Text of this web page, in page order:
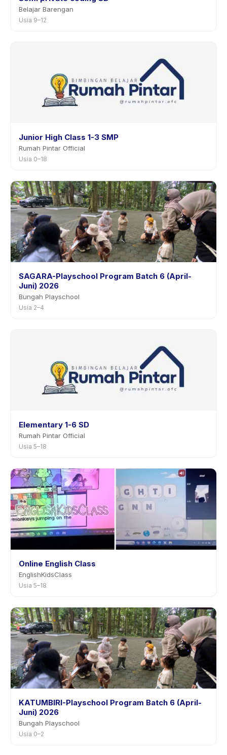
Belajar Barengan
Usia 9–12
Junior High Class 1-3 SMP
Rumah Pintar Official
Usia 0–18
SAGARA-Playschool Program Batch 6 (April-
Juni) 2026
Bungah Playschool
Usia 2–4
Elementary 1-6 SD
Rumah Pintar Official
Usia 5–18
Online English Class
EnglishKidsClass
Usia 5–18
KATUMBIRI-Playschool Program Batch 6 (April-
Juni) 2026
Bungah Playschool
Usia 0–2